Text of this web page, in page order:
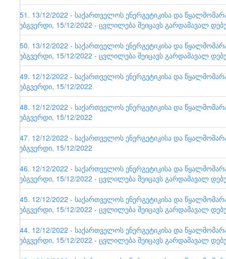
151. 13/12/2022 - საქართველოს ენერგეტიკისა და
ვებგვერდი, 15/12/2022 - ცვლილება შეიცავს გარდამავალ
150. 13/12/2022 - საქართველოს ენერგეტიკისა და
ვებგვერდი, 15/12/2022 - ცვლილება შეიცავს გარდამავალ
149. 12/12/2022 - საქართველოს ენერგეტიკისა და
ვებგვერდი, 15/12/2022
148. 12/12/2022 - საქართველოს ენერგეტიკისა და
ვებგვერდი, 15/12/2022
147. 12/12/2022 - საქართველოს ენერგეტიკისა და
ვებგვერდი, 15/12/2022
146. 12/12/2022 - საქართველოს ენერგეტიკისა და
ვებგვერდი, 15/12/2022 - ცვლილება შეიცავს გარდამავალ
145. 12/12/2022 - საქართველოს ენერგეტიკისა და
ვებგვერდი, 15/12/2022 - ცვლილება შეიცავს გარდამავალ
144. 12/12/2022 - საქართველოს ენერგეტიკისა და
ვებგვერდი, 15/12/2022 - ცვლილება შეიცავს გარდამავალ